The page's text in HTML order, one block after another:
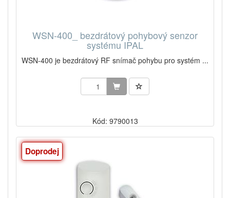
WSN-400_ bezdrátový pohybový senzor
systému IPAL
WSN-400 je bezdrátový RF snímač pohybu pro systém ...
Kód: 9790013
Doprodej